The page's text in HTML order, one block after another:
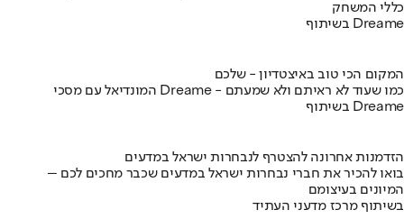
כללי המשחק
בשיתוף Dreame
המקום הכי טוב באיצטדיון - שלכם
המונדיאל עם מסכי Dreame - כמו שעוד לא ראיתם ולא שמעתם
בשיתוף Dreame
הזדמנות אחרונה להצטרף לנבחרות ישראל במדעים
בואו להכיר את חברי נבחרות ישראל במדעים שכבר מחכים לכם –
המיונים בעיצומם
בשיתוף מרכז מדעני העתיד